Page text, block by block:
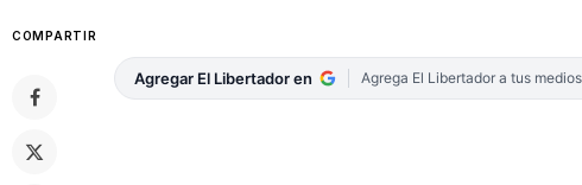
COMPARTIR
Agregar El Libertador en Agrega El Libertador a tus